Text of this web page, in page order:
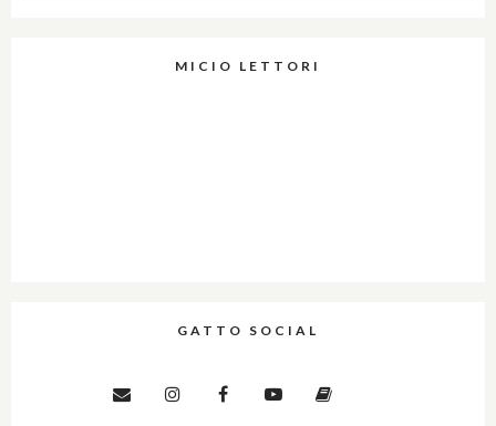
MICIO LETTORI
GATTO SOCIAL